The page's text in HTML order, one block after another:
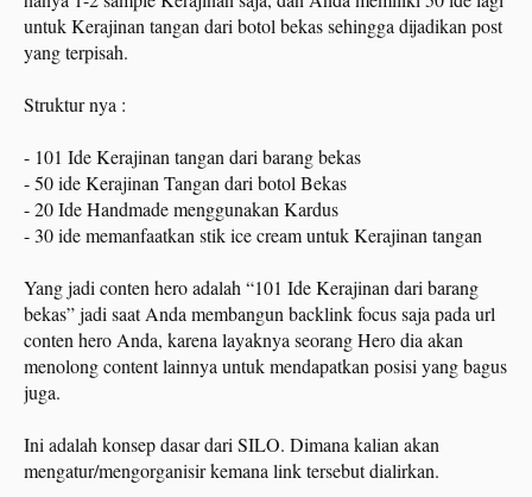
untuk Kerajinan tangan dari botol bekas sehingga dijadikan post
yang terpisah.
Struktur nya :
- 101 Ide Kerajinan tangan dari barang bekas
- 50 ide Kerajinan Tangan dari botol Bekas
- 20 Ide Handmade menggunakan Kardus
- 30 ide memanfaatkan stik ice cream untuk Kerajinan tangan
Yang jadi conten hero adalah “101 Ide Kerajinan dari barang
bekas” jadi saat Anda membangun backlink focus saja pada url
conten hero Anda, karena layaknya seorang Hero dia akan
menolong content lainnya untuk mendapatkan posisi yang bagus
juga.
Ini adalah konsep dasar dari SILO. Dimana kalian akan
mengatur/mengorganisir kemana link tersebut dialirkan.